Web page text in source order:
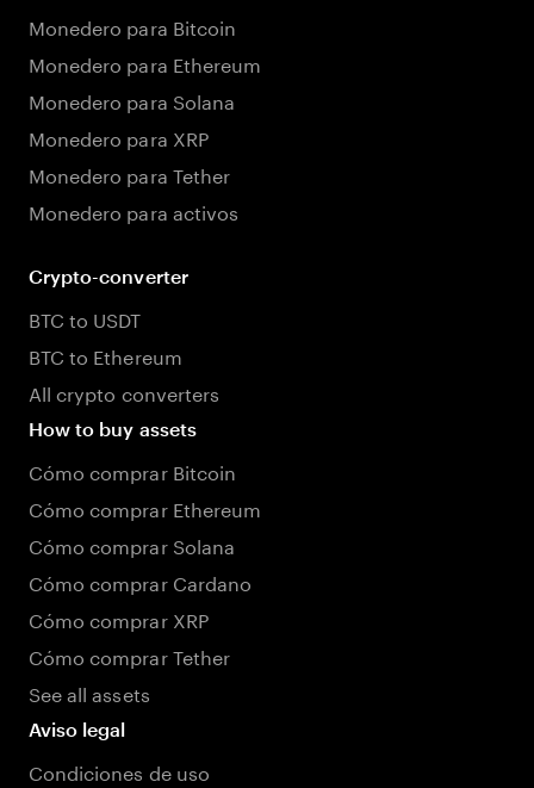
Monedero para Bitcoin
Monedero para Ethereum
Monedero para Solana
Monedero para XRP
Monedero para Tether
Monedero para activos
Crypto-converter
BTC to USDT
BTC to Ethereum
All crypto converters
How to buy assets
Cómo comprar Bitcoin
Cómo comprar Ethereum
Cómo comprar Solana
Cómo comprar Cardano
Cómo comprar XRP
Cómo comprar Tether
See all assets
Aviso legal
Condiciones de uso